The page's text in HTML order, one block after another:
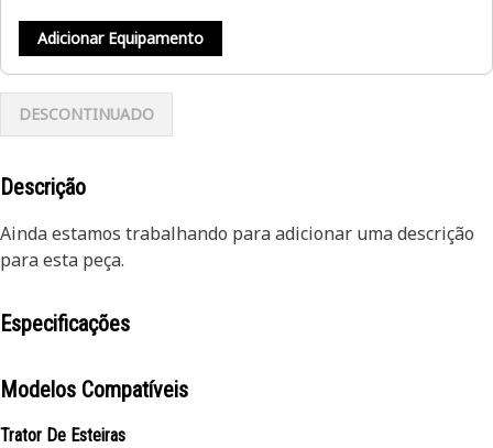
Adicionar Equipamento
DESCONTINUADO
Descrição
Ainda estamos trabalhando para adicionar uma descrição
para esta peça.
Especificações
Modelos Compatíveis
Trator De Esteiras